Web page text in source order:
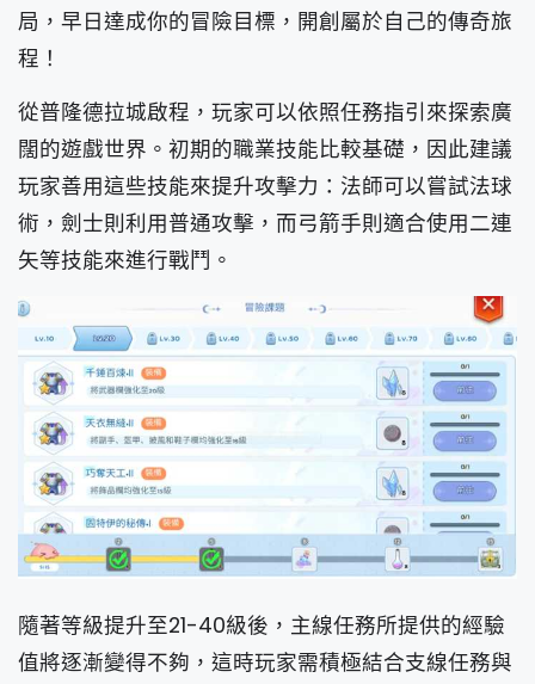
局，早日達成你的冒險目標，開創屬於自己的傳奇旅
程！
從普隆德拉城啟程，玩家可以依照任務指引來探索廣
闊的遊戲世界。初期的職業技能比較基礎，因此建議
玩家善用這些技能來提升攻擊力：法師可以嘗試法球
術，劍士則利用普通攻擊，而弓箭手則適合使用二連
矢等技能來進行戰鬥。
隨著等級提升至21-40級後，主線任務所提供的經驗
值將逐漸變得不夠，這時玩家需積極結合支線任務與